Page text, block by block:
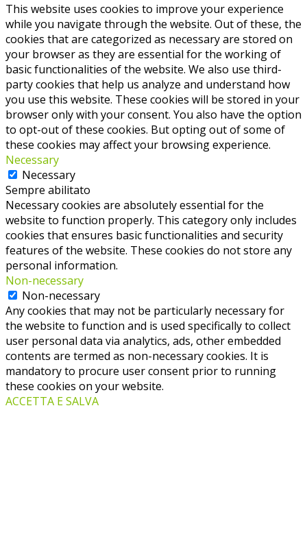
This website uses cookies to improve your experience
while you navigate through the website. Out of these, the
cookies that are categorized as necessary are stored on
your browser as they are essential for the working of
basic functionalities of the website. We also use third-
party cookies that help us analyze and understand how
you use this website. These cookies will be stored in your
browser only with your consent. You also have the option
to opt-out of these cookies. But opting out of some of
these cookies may affect your browsing experience.
Necessary
Necessary
Sempre abilitato
Necessary cookies are absolutely essential for the
website to function properly. This category only includes
cookies that ensures basic functionalities and security
features of the website. These cookies do not store any
personal information.
Non-necessary
Non-necessary
Any cookies that may not be particularly necessary for
the website to function and is used specifically to collect
user personal data via analytics, ads, other embedded
contents are termed as non-necessary cookies. It is
mandatory to procure user consent prior to running
these cookies on your website.
ACCETTA E SALVA